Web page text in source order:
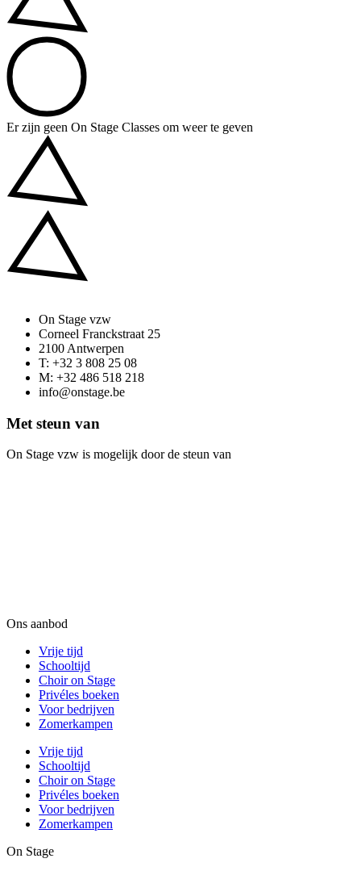
Er zijn geen On Stage Classes om weer te geven
On Stage vzw
Corneel Franckstraat 25
2100 Antwerpen
T: +32 3 808 25 08
M: +32 486 518 218
info@onstage.be
Met steun van
On Stage vzw is mogelijk door de steun van
Ons aanbod
Vrije tijd
Schooltijd
Choir on Stage
Privéles boeken
Voor bedrijven
Zomerkampen
Vrije tijd
Schooltijd
Choir on Stage
Privéles boeken
Voor bedrijven
Zomerkampen
On Stage